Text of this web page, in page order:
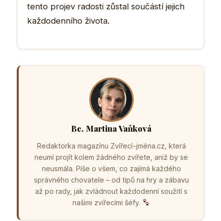
tento projev radosti zůstal součástí jejich
každodenního života.
Bc. Martina Vaňková
Redaktorka magazínu Zvířecí-jména.cz, která
neumí projít kolem žádného zvířete, aniž by se
neusmála. Píše o všem, co zajímá každého
správného chovatele – od tipů na hry a zábavu
až po rady, jak zvládnout každodenní soužití s
našimi zvířecími šéfy.